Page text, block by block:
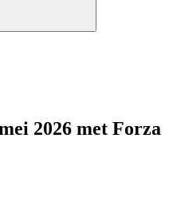
2026 met Forza